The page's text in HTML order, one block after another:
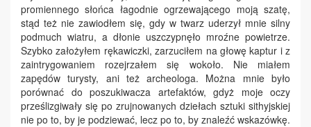
promiennego słońca łagodnie ogrzewającego moją szatę,
stąd też nie zawiodłem się, gdy w twarz uderzył mnie silny
podmuch wiatru, a dłonie uszczypnęło mroźne powietrze.
Szybko założyłem rękawiczki, zarzuciłem na głowę kaptur i z
zaintrygowaniem rozejrzałem się wokoło. Nie miałem
zapędów turysty, ani też archeologa. Można mnie było
porównać do poszukiwacza artefaktów, gdyż moje oczy
prześlizgiwały się po zrujnowanych dziełach sztuki sithyjskiej
nie po to, by je podziewać, lecz po to, by znaleźć wskazówkę.